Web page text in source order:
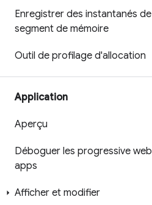
Enregistrer des instantanés de
segment de mémoire
Outil de profilage d'allocation
Application
Aperçu
Déboguer les progressive web
apps
Afficher et modifier